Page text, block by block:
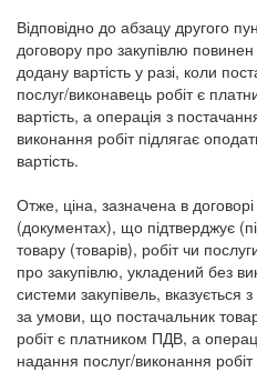
Відповідно до абзацу другого
договору про закупівлю
додану вартість у разі, коли
послуг/виконавець робіт є
вартість, а операція з
виконання робіт підлягає
вартість.
Отже, ціна, зазначена в
(документах), що підтверджує
товару (товарів), робіт чи
про закупівлю, укладений без
системи закупівель, вказується
за умови, що постачальник
робіт є платником ПДВ, а
надання послуг/виконання